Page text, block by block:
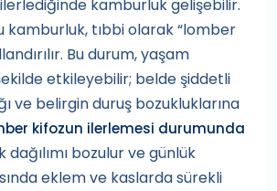
kamburluk gelişebilir.
kamburluk, tıbbi olarak “lomber
Bu durum, yaşam
etkileyebilir; belde şiddetli
ve belirgin duruş bozukluklarına
kifozun ilerlemesi durumunda
bozulur ve günlük
eklem ve kaslarda sürekli